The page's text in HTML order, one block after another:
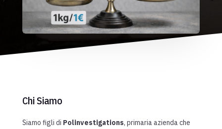
Chi Siamo
Siamo figli di Polinvestigations, primaria azienda che